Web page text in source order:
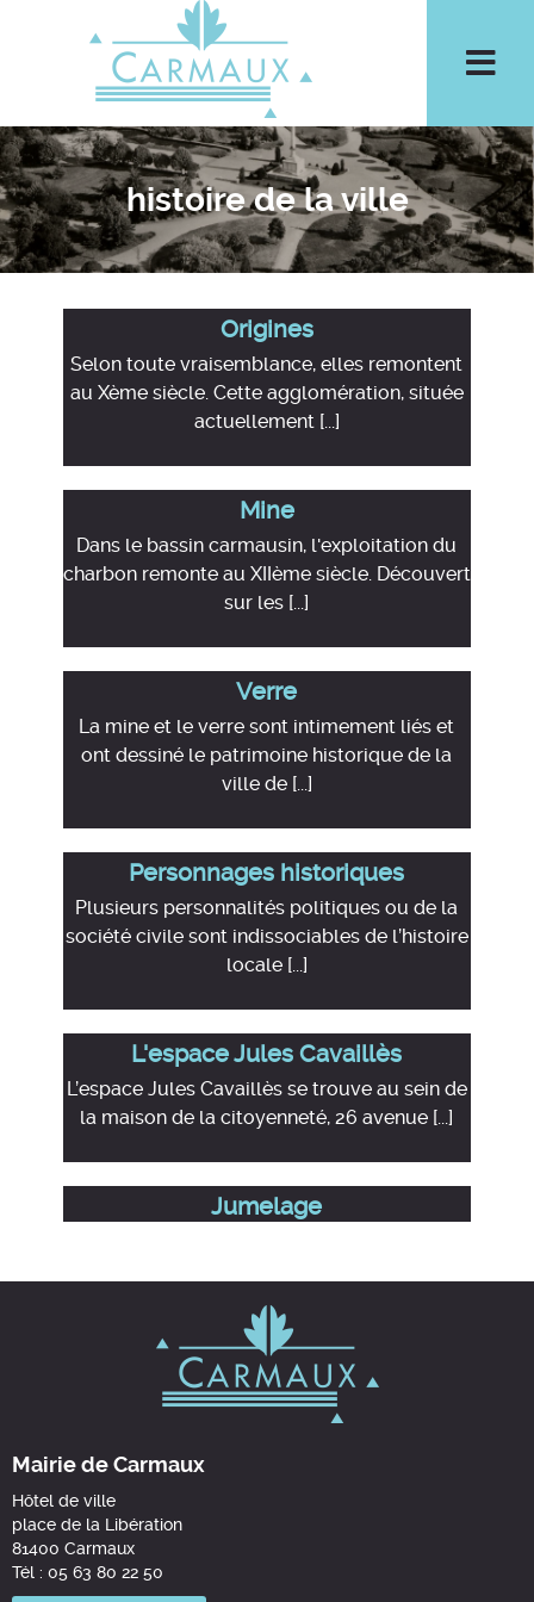
Aller à la recherche
histoire de la ville
Origines
Selon toute vraisemblance, elles remontent
au Xème siècle. Cette agglomération, située
actuellement [...]
Mine
Dans le bassin carmausin, l'exploitation du
charbon remonte au XIIème siècle. Découvert
sur les [...]
Verre
La mine et le verre sont intimement liés et
ont dessiné le patrimoine historique de la
ville de [...]
Personnages historiques
Plusieurs personnalités politiques ou de la
société civile sont indissociables de l’histoire
locale [...]
L'espace Jules Cavaillès
L’espace Jules Cavaillès se trouve au sein de
la maison de la citoyenneté, 26 avenue [...]
Jumelage
Mairie de Carmaux
Hôtel de ville
place de la Libération
81400 Carmaux
Tél : 05 63 80 22 50